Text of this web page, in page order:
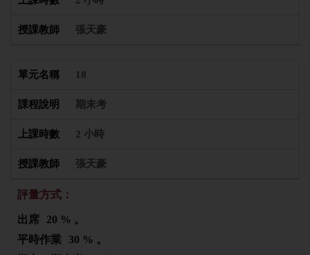
張天豪
18
期末考
2 小時
張天豪
評量方式：
出席
20 % 。
平時作業
30 % 。